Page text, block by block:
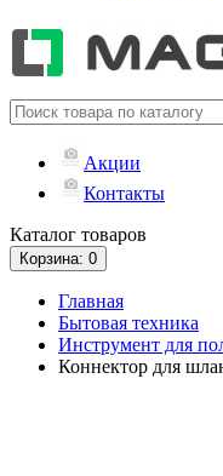
Акции
Контакты
Каталог товаров
Корзина: 0
Главная
Бытовая техника
Инструмент для
Коннектор для